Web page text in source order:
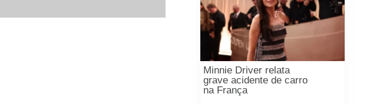
Minnie Driver relata
grave acidente de carro
na França